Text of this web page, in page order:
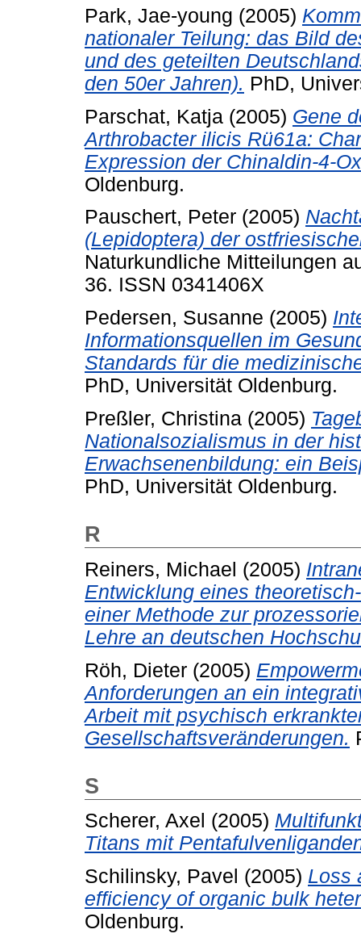
Park, Jae-young (2005)
nationaler Teilung: das Bild
und des geteilten
den 50er Jahren). PhD,
Parschat, Katja (2005) Gene
Arthrobacter ilicis Rü61a:
Expression der Chinaldin-4-
Oldenburg.
Pauschert, Peter (2005)
(Lepidoptera) der
Naturkundliche Mitteilungen
36. ISSN 0341406X
Pedersen, Susanne (2005)
Informationsquellen im
Standards für die
PhD, Universität Oldenburg.
Preßler, Christina (2005)
Nationalsozialismus in der
Erwachsenenbildung: ein
PhD, Universität Oldenburg.
R
Reiners, Michael (2005)
Entwicklung eines
einer Methode zur
Lehre an deutschen
Röh, Dieter (2005)
Anforderungen an ein
Arbeit mit psychisch
Gesellschaftsveränderungen.
S
Scherer, Axel (2005)
Titans mit
Schilinsky, Pavel (2005) Loss
efficiency of organic bulk
Oldenburg.